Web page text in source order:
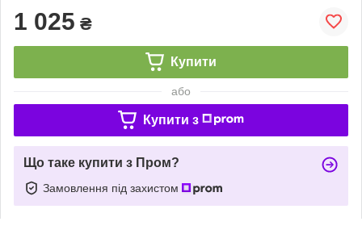
1 025 ₴
Купити
або
Купити з
Що таке купити з Пром?
Замовлення під захистом